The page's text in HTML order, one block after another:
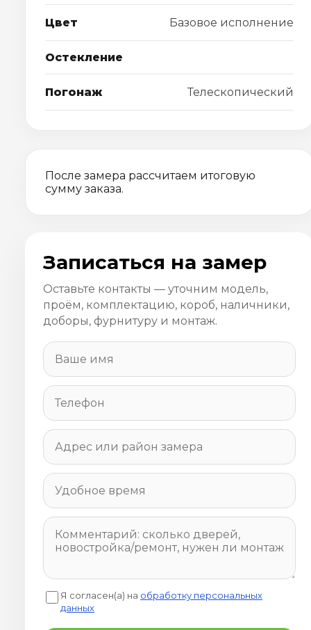
Цвет Базовое исполнение
Остекление
Погонаж Телескопический
После замера рассчитаем итоговую
сумму заказа.
Записаться на замер
Оставьте контакты — уточним модель,
проём, комплектацию, короб, наличники,
доборы, фурнитуру и монтаж.
Я согласен(а) на обработку персональных
данных